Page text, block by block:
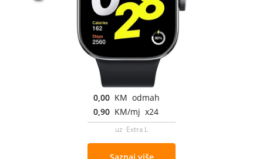
0,00 KM odmah
0,90 KM/mj x24
uz Extra L